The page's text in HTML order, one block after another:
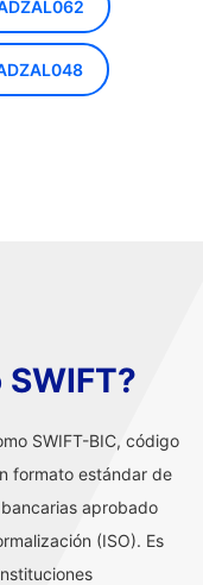
SWIFT-BIC, código
formato estándar de
aprobado
(ISO). Es